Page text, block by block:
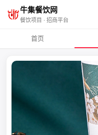
牛集餐饮网
餐饮项目 · 招商平台
首页